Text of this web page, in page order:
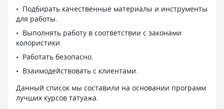
Подбирать качественные материалы и инструменты
для работы.
Выполнять работу в соответствии с законами
колористики.
Работать безопасно.
Взаимодействовать с клиентами.
Данный список мы составили на основании программ
лучших курсов татуажа.